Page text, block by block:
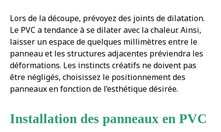
Lors de la découpe, prévoyez des joints de dilatation.
Le PVC a tendance à se dilater avec la chaleur. Ainsi,
laisser un espace de quelques millimètres entre le
panneau et les structures adjacentes préviendra les
déformations. Les instincts créatifs ne doivent pas
être négligés, choisissez le positionnement des
panneaux en fonction de l’esthétique désirée.
Installation des panneaux en PVC